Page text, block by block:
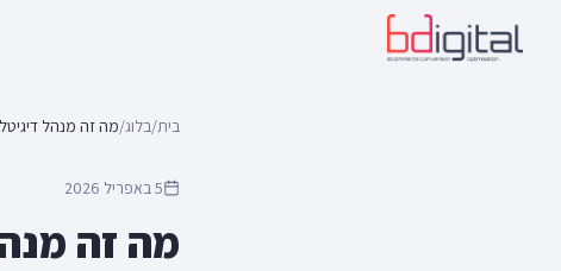
בית/בלוג/מה זה מנהל
5 באפריל 2026
מה זה